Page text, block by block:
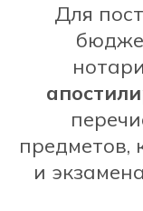
Для
предметов,
и